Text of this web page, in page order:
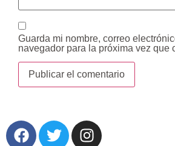
Guarda mi nombre, correo
navegador para la próxima vez que